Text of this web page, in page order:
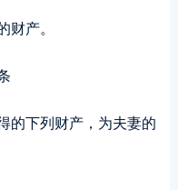
财产。
的下列财产，为夫妻的